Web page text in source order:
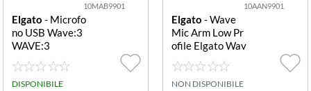
10MAB9901
Elgato - Microfo
no USB Wave:3
WAVE:3
DISPONIBILE
10AAN9901
Elgato - Wave
Mic Arm Low Pr
ofile Elgato Wav
e Mic Arm (Low
Profile)
NON DISPONIBILE